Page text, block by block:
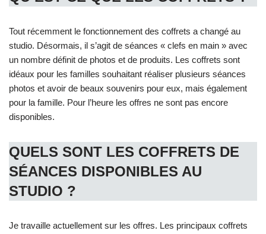
Tout récemment le fonctionnement des coffrets a changé au
studio. Désormais, il s’agit de séances « clefs en main » avec
un nombre définit de photos et de produits. Les coffrets sont
idéaux pour les familles souhaitant réaliser plusieurs séances
photos et avoir de beaux souvenirs pour eux, mais également
pour la famille. Pour l’heure les offres ne sont pas encore
disponibles.
QUELS SONT LES COFFRETS DE
SÉANCES DISPONIBLES AU
STUDIO ?
Je travaille actuellement sur les offres. Les principaux coffrets